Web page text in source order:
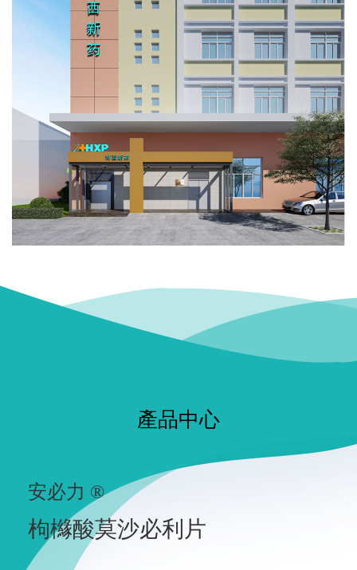
人才發展
招聘崗位
產品諮詢
產品中心
安必力 ®
枸櫞酸莫沙必利片